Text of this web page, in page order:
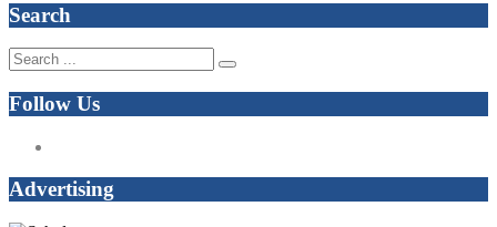
Search
Follow Us
Advertising